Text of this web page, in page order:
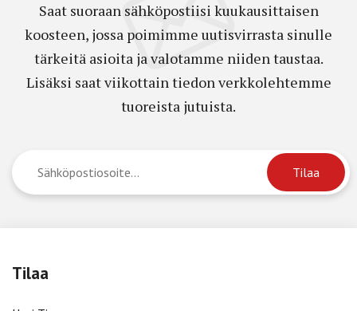
Saat suoraan sähköpostiisi kuukausittaisen
koosteen, jossa poimimme uutisvirrasta sinulle
tärkeitä asioita ja valotamme niiden taustaa.
Lisäksi saat viikottain tiedon verkkolehtemme
tuoreista jutuista.
Tilaa